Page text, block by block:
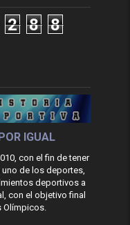
2 8 8
IGUAL
con el fin de tener
de los deportes,
deportivos a
con el objetivo final